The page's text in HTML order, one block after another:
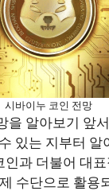
시바이누 코인 전망
을 알아보기 앞
있는 지부터 알
과 더불어 대
수단으로 활용